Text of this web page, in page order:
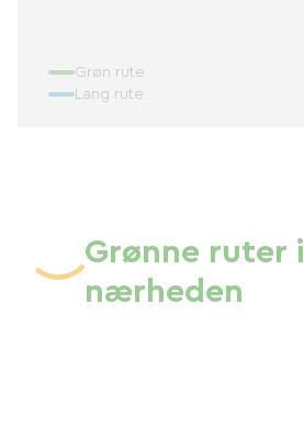
Grøn rute
Lang rute
Grønne ruter i
nærheden